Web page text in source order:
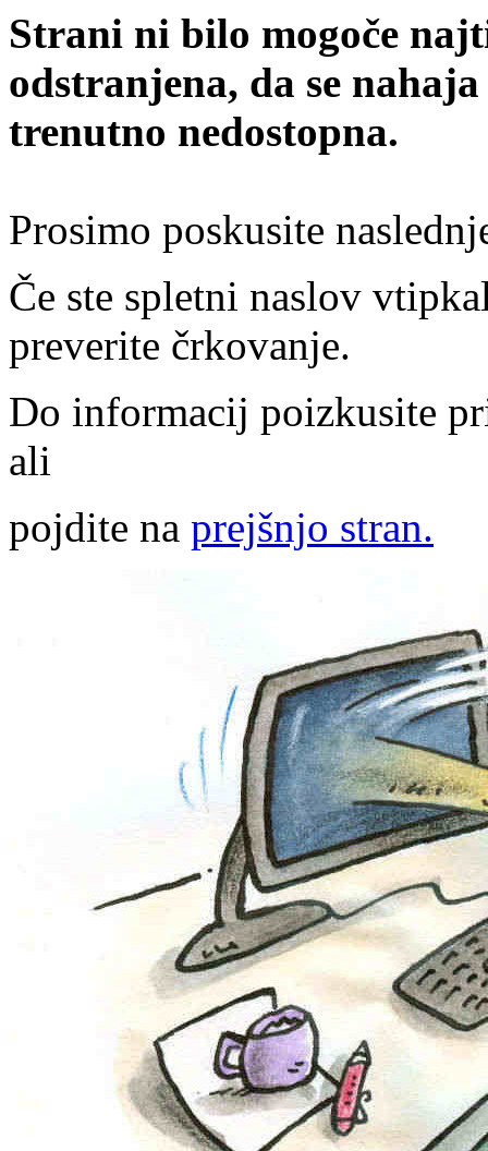
Strani ni bilo mogoče
odstranjena, da se
trenutno nedostopna.
Prosimo poskusite
Če ste spletni naslov
preverite črkovanje.
Do informacij poizkusite
ali
pojdite na prejšnjo stran.